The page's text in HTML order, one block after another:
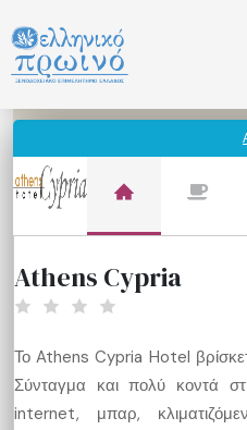
σε
περιεχόμενο
Athens Cypria
Το Athens Cypria Hotel
Σύνταγμα και πολύ κοντά
internet, μπαρ,